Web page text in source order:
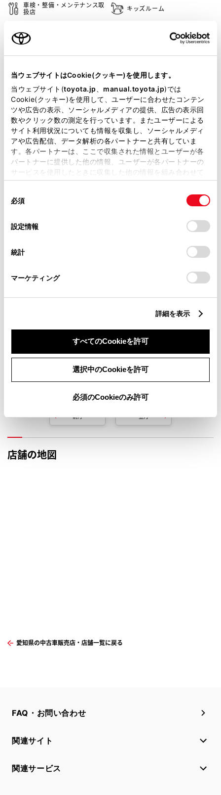
当ウェブサイトはCookie(クッキー)を使用します。
当ウェブサイト(toyota.jp manual.toyota.jp)では
Cookie(クッキー)を使用して、ユーザーに合わせたコンテン
ツや広告の表示、ソーシャルメディアの提供、広告の表示回
数やクリック数の測定を行っています。またユーザーによる
サイト利用状況についても情報を収集し、ソーシャルメディ
アや広告配信、データ解析の各パートナーと共有していま
す。各パートナーは、ここで収集された情報とユーザーが各
パートナーに提供した他の情報、ユーザーが各パートナーの
サービスを使用したときに収集した他の情報を組み合わせて
使用することがあります。当ウェブサイトの使用を続行する
デバイスにすべてのCookie(クッキー)が保存されることに同
意したことになります。Cookie(クッキー)のオプトアウト、
設定の変更、同意を撤回したりするにあたっては、当社の
「Cookie（クッキー）情報の取り扱いについて
」をご覧くだ
必須
設定情報
統計
マーケティング
詳細を表示
すべてのCookieを許可
選択中のCookieを許可
必須のCookieのみ許可
車検・整備・メンテナンス取
扱店
キッズルーム
キッズコーナー
介助専門士のいるお店 WiFi
フリードリンク 災害帰宅支援
この販売店のウェブサイトはこちら
営業日カレンダー
一斉休業
前月 翌月
店舗の地図
愛知県の中古車販売店・店舗一覧に戻る
FAQ・お問い合わせ
関連サイト
関連サービス